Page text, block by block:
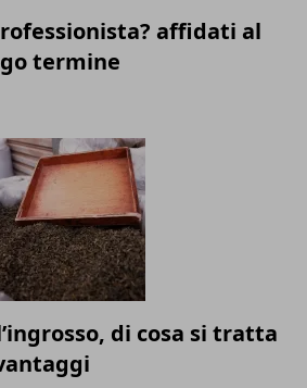
affidati al
termine
di cosa si tratta